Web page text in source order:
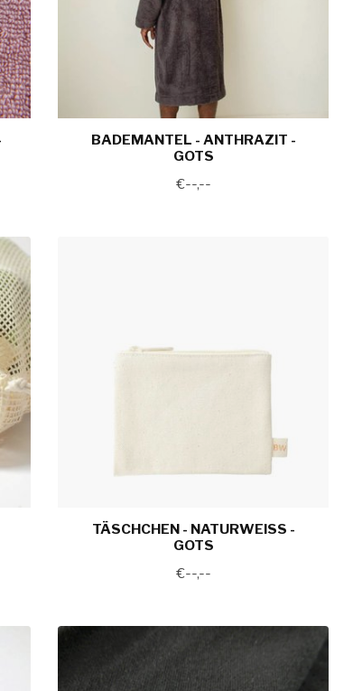
BADEMANTEL - ANTHRAZIT -
GOTS
€--,--
TÄSCHCHEN - NATURWEISS -
GOTS
€--,--